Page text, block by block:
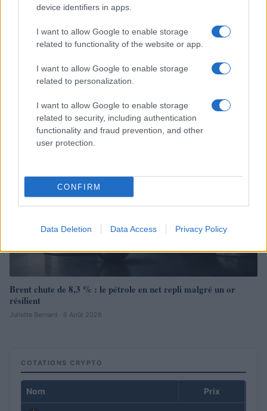
device identifiers in apps.
I want to allow Google to enable storage
related to functionality of the website or app.
I want to allow Google to enable storage
related to personalization.
I want to allow Google to enable storage
related to security, including authentication
functionality and fraud prevention, and other
user protection.
CONFIRM
Data Deletion Data Access Privacy Policy
Brent chute de 8,3% : les matières premières corrigent en août
Brent chute de 8,3 % : le pétrole en net repli malgré un or
résilient
Juliette Bernard · 6 Août 2026
COTATIONS CRYPTO
Nom Prix